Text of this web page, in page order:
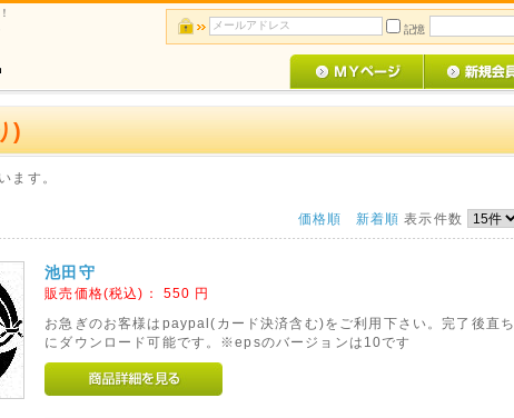
記憶
)
ます。
価格順 新着順 表示件数
池田守
販売価格(税込)： 550 円
お急ぎのお客様はpaypal(カード決済含む)をご利用下さい。完了後直ち
にダウンロード可能です。※epsのバージョンは10です